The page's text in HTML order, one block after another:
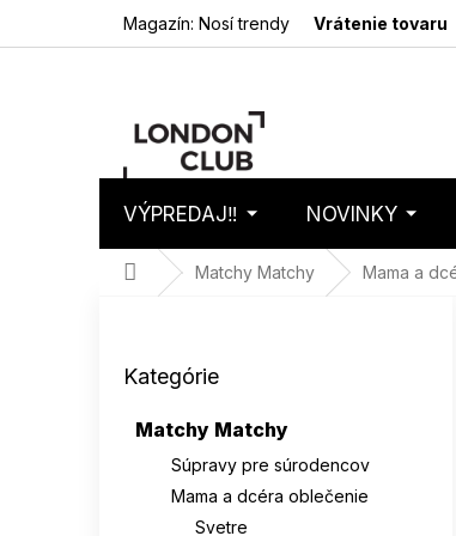
Magazín: Nosí trendy Vrátenie tovaru
VÝPREDAJ‼️ NOVINKY
DomovMatchy Matchy Mama a
kategórie
Kategórie
Matchy Matchy
Súpravy pre súrodencov
Mama a dcéra oblečenie
Svetre